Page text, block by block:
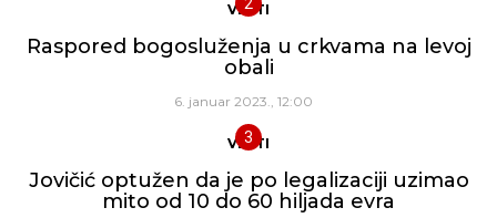
VESTI
Raspored bogosluženja u crkvama na levoj
obali
6. januar 2023., 12:00
VESTI
Jovičić optužen da je po legalizaciji uzimao
mito od 10 do 60 hiljada evra